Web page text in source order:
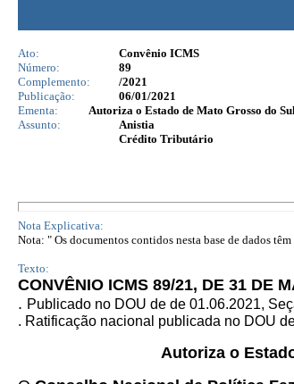
Ato:
Convênio ICMS
Número:
89
Complemento:
/2021
Publicação:
06/01/2021
Ementa:
Autoriza o Estado de Mato Grosso do
Assunto:
Anistia
Crédito Tributário
Nota Explicativa:
Nota: " Os documentos contidos nesta base de dados
Texto:
CONVÊNIO ICMS 89/21, DE 31 DE
. Publicado no DOU de de 01.06.2021,
. Ratificação nacional publicada no DOU
Autoriza o